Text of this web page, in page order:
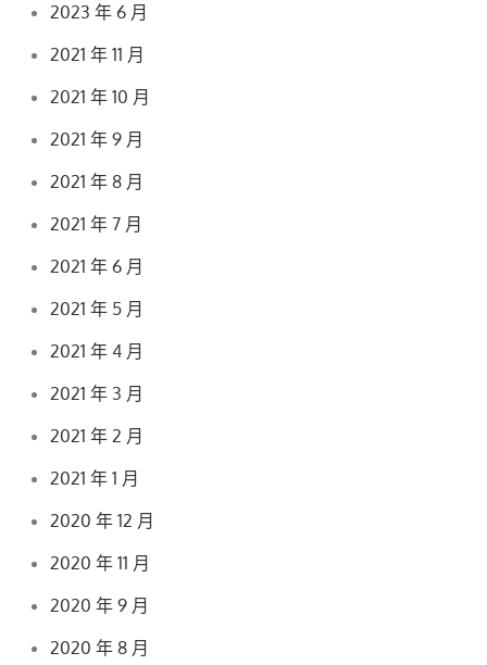
2023 年 6 月
2021 年 11 月
2021 年 10 月
2021 年 9 月
2021 年 8 月
2021 年 7 月
2021 年 6 月
2021 年 5 月
2021 年 4 月
2021 年 3 月
2021 年 2 月
2021 年 1 月
2020 年 12 月
2020 年 11 月
2020 年 9 月
2020 年 8 月